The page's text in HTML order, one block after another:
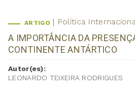
ARTIGO Política
A IMPORTÂNCIA DA
CONTINENTE ANTÁRTICO
Autor(es):
LEONARDO TEIXEIRA RODRIGUES